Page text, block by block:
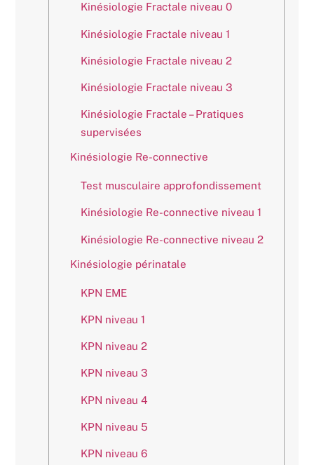
Kinésiologie Fractale niveau 0
Kinésiologie Fractale niveau 1
Kinésiologie Fractale niveau 2
Kinésiologie Fractale niveau 3
Kinésiologie Fractale – Pratiques
supervisées
Kinésiologie Re-connective
Test musculaire approfondissement
Kinésiologie Re-connective niveau 1
Kinésiologie Re-connective niveau 2
Kinésiologie périnatale
KPN EME
KPN niveau 1
KPN niveau 2
KPN niveau 3
KPN niveau 4
KPN niveau 5
KPN niveau 6